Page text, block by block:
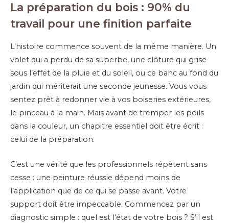
La préparation du bois : 90% du
travail pour une finition parfaite
L’histoire commence souvent de la même manière. Un
volet qui a perdu de sa superbe, une clôture qui grise
sous l’effet de la pluie et du soleil, ou ce banc au fond du
jardin qui mériterait une seconde jeunesse. Vous vous
sentez prêt à redonner vie à vos boiseries extérieures,
le pinceau à la main. Mais avant de tremper les poils
dans la couleur, un chapitre essentiel doit être écrit :
celui de la préparation.
C’est une vérité que les professionnels répètent sans
cesse : une peinture réussie dépend moins de
l’application que de ce qui se passe avant. Votre
support doit être impeccable. Commencez par un
diagnostic simple : quel est l’état de votre bois ? S’il est